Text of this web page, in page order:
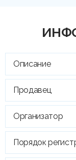
Описание
Продавец
Организатор
Порядок